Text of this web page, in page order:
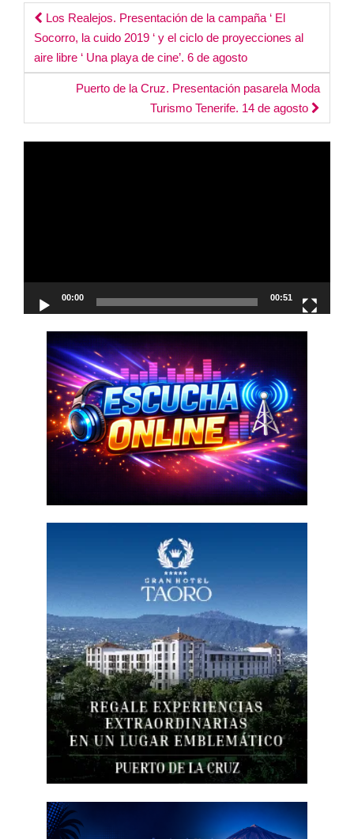
Post
navigation
Los Realejos. Presentación de la campaña ‘ El
Socorro, la cuido 2019 ‘ y el ciclo de proyecciones al
aire libre ‘ Una playa de cine’. 6 de agosto
Puerto de la Cruz. Presentación pasarela Moda
Turismo Tenerife. 14 de agosto
00:00 00:51